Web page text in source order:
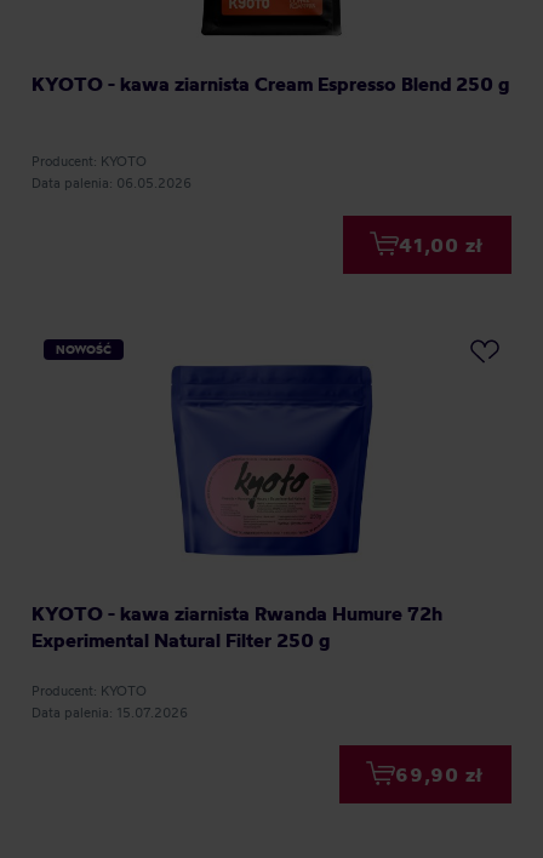
KYOTO - kawa ziarnista Cream Espresso Blend 250 g
Producent: KYOTO
Data palenia: 06.05.2026
41,00 zł
NOWOŚĆ
KYOTO - kawa ziarnista Rwanda Humure 72h
Experimental Natural Filter 250 g
Producent: KYOTO
Data palenia: 15.07.2026
69,90 zł